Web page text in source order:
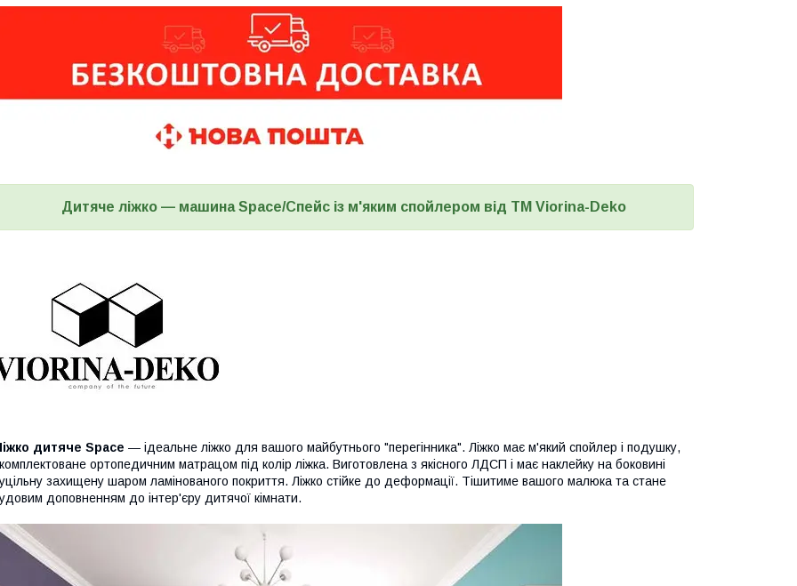
Дитяче ліжко — машинаSpace/Спейсіз м'яким спойлером від ТМ Viorina-Deko
дитяче Space — ідеальне ліжко для вашого майбутнього "перегінника". Ліжко має м'який спойлер і подушку,
ортопедичним матрацом під колір ліжка. Виготовлена з якісного ЛДСП і має наклейку на боковині
захищену шаром ламінованого покриття. Ліжко стійке до деформації. Тішитиме вашого малюка та стане
доповненням до інтер'єру дитячої кімнати.